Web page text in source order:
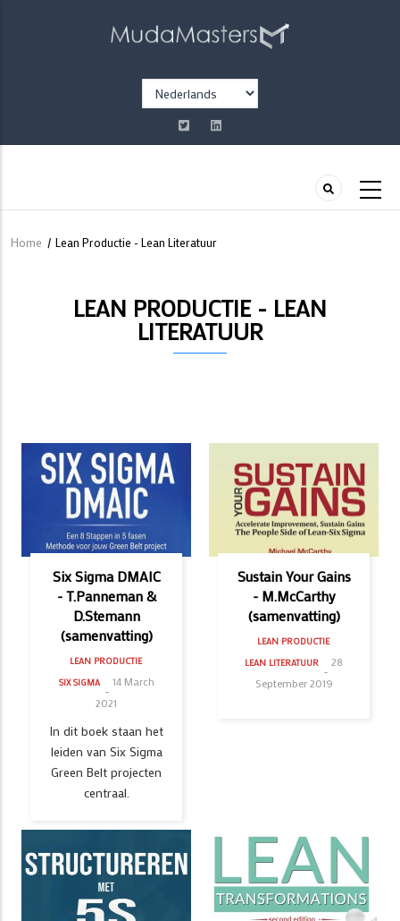
Select
your
language
Kruimelpad
Home / Lean Productie - Lean Literatuur
LEAN PRODUCTIE - LEAN
LITERATUUR
Six Sigma DMAIC
- T.Panneman &
D.Stemann
(samenvatting)
LEAN PRODUCTIE
SIX SIGMA
14 March
2021
In dit boek staan het
leiden van Six Sigma
Green Belt projecten
centraal.
Sustain Your Gains
- M.McCarthy
(samenvatting)
LEAN PRODUCTIE
LEAN LITERATUUR
28
September 2019